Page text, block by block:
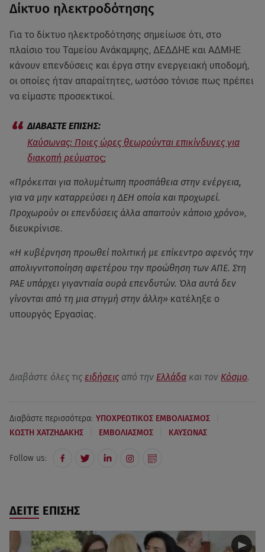
Δίκτυο ηλεκτροδότησης
Για το δίκτυο ηλεκτροδότησης σημείωσε ότι, στο
πλαίσιο του Ταμείου Ανάκαμψης, ΔΕΔΔΗΕ και ΑΔΜΗΕ
κάνουν επενδύσεις και έργα στην ενεργειακή υποδομή,
οι οποίες ήταν απαραίτητες, ωστόσο τόνισε πως πρέπει
να είμαστε προσεκτικοί.
Καύσωνας: Ποιες ώρες θεωρούνται επικίνδυνες για
διακοπή ρεύματος;
«Πρόκειται για πολυμέτωπη προσπάθεια στην ενέργεια,
για να μην καταρρεύσει η ΔΕΗ οποία και προχωρεί.
Προχωρούν οι επενδύσεις άλλα απαιτούν κάποιο χρόνο»,
διευκρίνισε.
«Η κυβέρνηση προωθεί πολιτική με επίκεντρο αφενός την
απολιγνιτοποίηση αφετέρου την προώθηση των ΑΠΕ. Στη
ΡΑΕ υπάρχει γιγαντιαία ουρά επενδυτών. Όλα αυτά δεν
γίνονται από τη μια στιγμή στην άλλη» κατέληξε ο
υπουργός Εργασίας.
Διαβάστε όλες τις ειδήσεις από την Ελλάδα και τον Κόσμο.
Διαβάστε περισσότερα: ΥΠΟΧΡΕΩΤΙΚΟΣ ΕΜΒΟΛΙΑΣΜΟΣ
ΚΩΣΤΗ ΧΑΤΖΗΔΑΚΗΣ ΕΜΒΟΛΙΑΣΜΟΣ ΚΑΥΣΩΝΑΣ
Follow us:
ΔΕΙΤΕ ΕΠΙΣΗΣ